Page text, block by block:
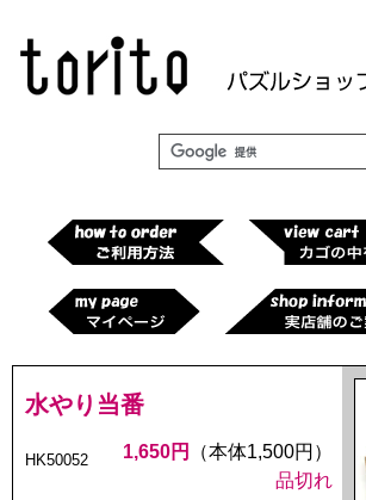
水やり当番
HK50052 1,650円
（本体1,500円）
品切れ